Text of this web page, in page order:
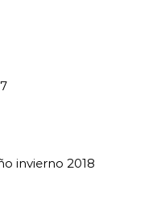
invierno 2018